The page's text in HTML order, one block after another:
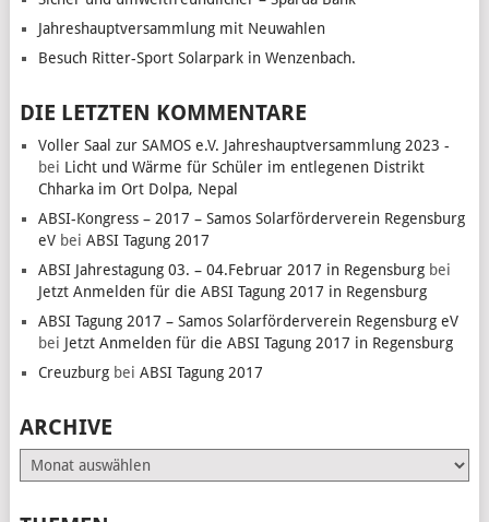
Jahreshauptversammlung mit Neuwahlen
Besuch Ritter-Sport Solarpark in Wenzenbach.
DIE LETZTEN KOMMENTARE
Voller Saal zur SAMOS e.V. Jahreshauptversammlung 2023 -
bei Licht und Wärme für Schüler im entlegenen Distrikt
Chharka im Ort Dolpa, Nepal
ABSI-Kongress – 2017 – Samos Solarförderverein Regensburg
eVbei ABSI Tagung 2017
ABSI Jahrestagung 03. – 04.Februar 2017 in Regensburgbei
Jetzt Anmelden für die ABSI Tagung 2017 in Regensburg
ABSI Tagung 2017 – Samos Solarförderverein Regensburg eV
bei Jetzt Anmelden für die ABSI Tagung 2017 in Regensburg
Creuzburgbei ABSI Tagung 2017
ARCHIVE
Archive